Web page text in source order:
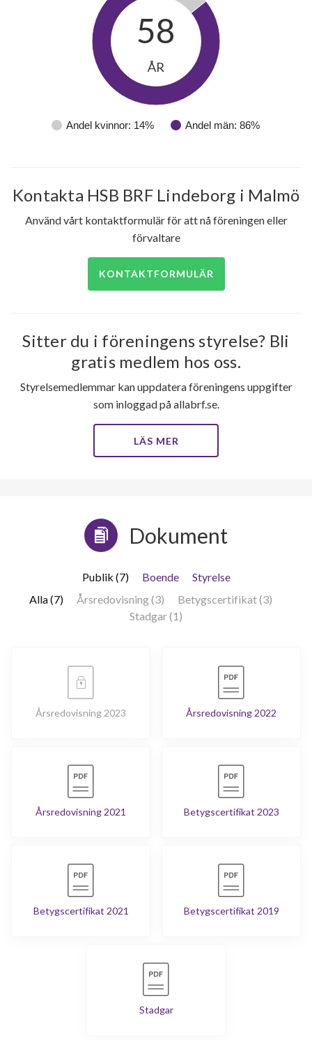
385
Andel kvinnor: 14% Andel män: 86%
58
ÅR
Kontakta HSB BRF Lindeborg i Malmö
Använd vårt kontaktformulär för att nå föreningen eller
förvaltare
KONTAKTFORMULÄR
Sitter du i föreningens styrelse? Bli
gratis medlem hos oss.
Styrelsemedlemmar kan uppdatera föreningens uppgifter
som inloggad på allabrf.se.
LÄS MER
Dokument
Publik (7) Boende
Styrelse
Alla (7)
Årsredovisning (3)
Betygscertifikat (3)
Stadgar (1)
Årsredovisning 2023 Årsredovisning 2022
Årsredovisning 2021 Betygscertifikat 2023
Betygscertifikat 2021 Betygscertifikat 2019
Stadgar